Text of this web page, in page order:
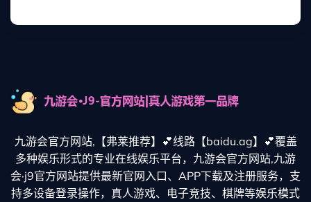
九游会官方网站,【弗莱推荐】💕线路【baidu.ag】💕覆盖
多种娱乐形式的专业在线娱乐平台，九游会官方网站,九游
会·j9官方网站提供最新官网入口、APP下载及注册服务，支
持多设备登录操作，真人游戏、电子竞技、棋牌等娱乐模式